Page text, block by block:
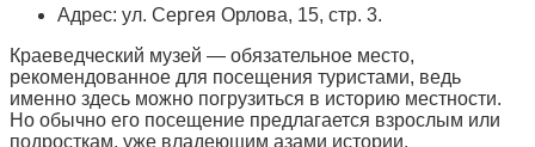
Адрес: ул. Сергея Орлова, 15, стр. 3.
Краеведческий музей — обязательное место,
рекомендованное для посещения туристами, ведь
именно здесь можно погрузиться в историю местности.
Но обычно его посещение предлагается взрослым или
подросткам, уже владеющим азами истории.